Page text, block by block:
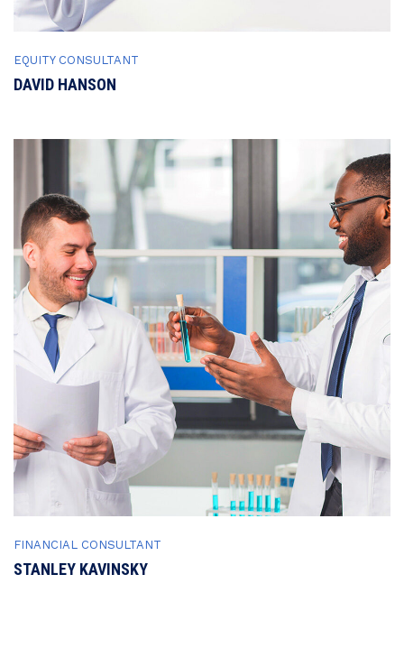
EQUITY CONSULTANT
DAVID HANSON
FINANCIAL CONSULTANT
STANLEY KAVINSKY